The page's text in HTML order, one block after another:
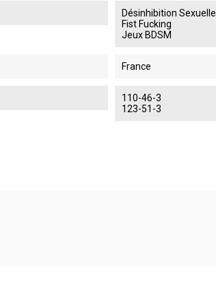
Désinhibition Sexuelle
Fist Fucking
Jeux BDSM
France
110-46-3
123-51-3